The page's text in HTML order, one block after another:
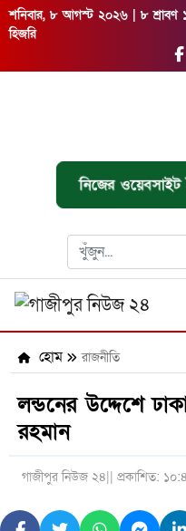
শনিবার, ৮ আগস্ট ২০২৬ | ৮ শ্রাবণ
হিজরি
নিজের
হোম রাজনীতি
লন্ডনের উদ্দেশে
রহমান
গাজীপুর নিউজ ২৪ || প্রকাশিত: